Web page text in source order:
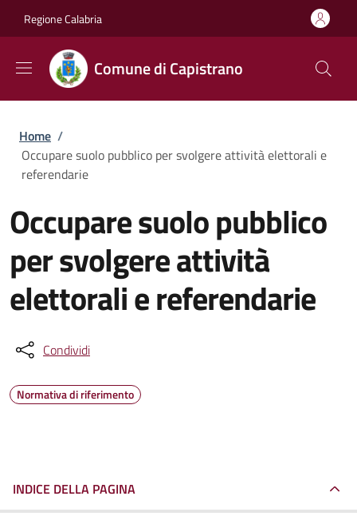
Regione Calabria
Comune di Capistrano
Briciole di pane
Home /
Occupare suolo pubblico per svolgere attività elettorali e
referendarie
Occupare suolo pubblico
per svolgere attività
elettorali e referendarie
Condividi
Normativa di riferimento
INDICE DELLA PAGINA